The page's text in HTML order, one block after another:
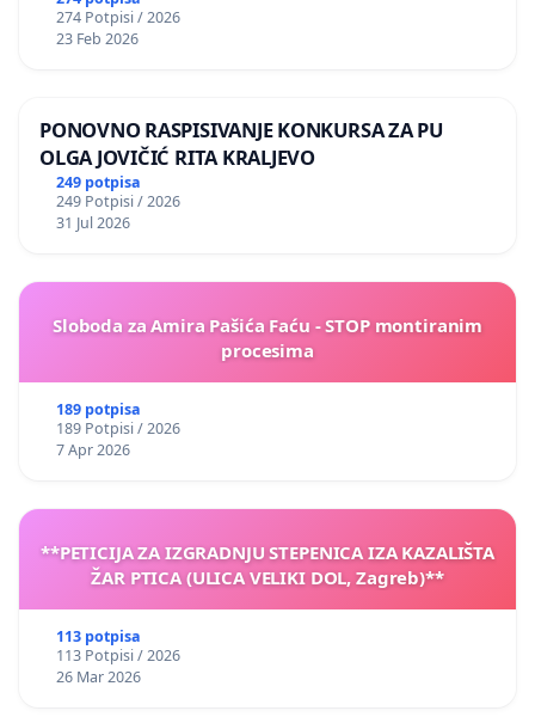
274 Potpisi / 2026
23 Feb 2026
PONOVNO RASPISIVANJE KONKURSA ZA PU
OLGA JOVIČIĆ RITA KRALJEVO
249 potpisa
249 Potpisi / 2026
31 Jul 2026
Sloboda za Amira Pašića Faću - STOP montiranim
procesima
189 potpisa
189 Potpisi / 2026
7 Apr 2026
**PETICIJA ZA IZGRADNJU STEPENICA IZA KAZALIŠTA
ŽAR PTICA (ULICA VELIKI DOL, Zagreb)**
113 potpisa
113 Potpisi / 2026
26 Mar 2026